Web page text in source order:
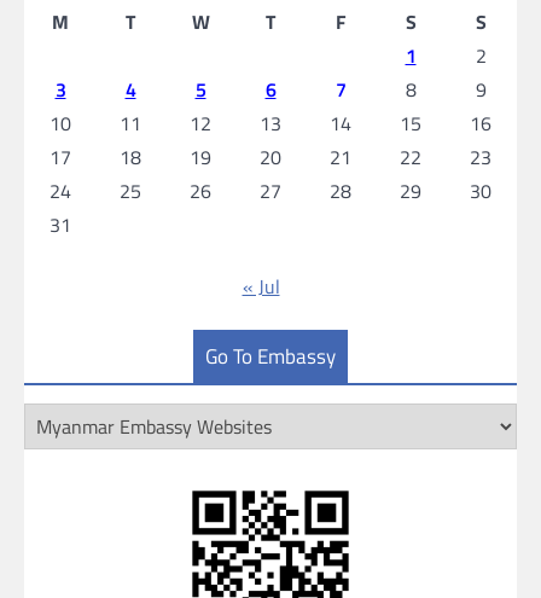
M
T W T F S
S
1
2
3
4 5 6 7 8
9
10
11 12 13 14 15
16
17
18 19 20 21 22
23
24
25 26 27 28 29
30
31
« Jul
Go To Embassy